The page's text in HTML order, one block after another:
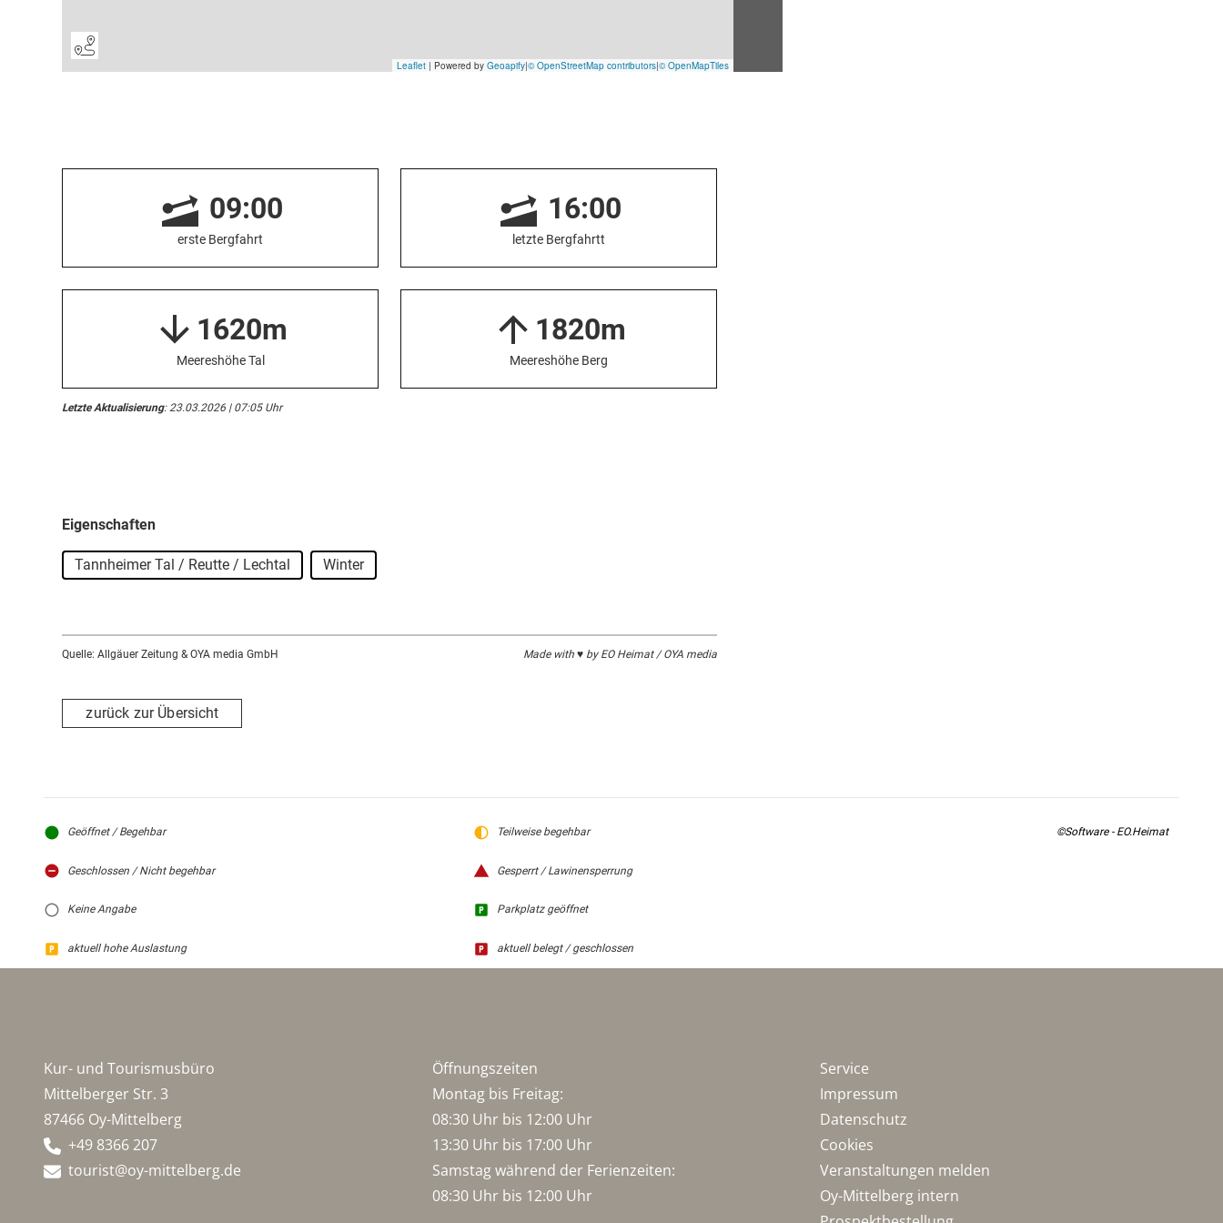
09:00
erste Bergfahrt
16:00
letzte Bergfahrtt
1620m
Meereshöhe Tal
1820m
Meereshöhe Berg
Letzte Aktualisierung: 23.03.2026 | 07:05 Uhr
Eigenschaften
Tannheimer Tal / Reutte / Lechtal Winter
Quelle: Allgäuer Zeitung & OYA media GmbH Made with ♥ by EO Heimat / OYA media
zurück zur Übersicht
Geöffnet / Begehbar Teilweise begehbar
Geschlossen / Nicht begehbar Gesperrt / Lawinensperrung
Keine Angabe Parkplatz geöffnet
aktuell hohe Auslastung aktuell belegt / geschlossen
©Software - EO.Heimat
Kur- und Tourismusbüro
Mittelberger Str. 3
87466 Oy-Mittelberg
+49 8366 207
tourist@oy-mittelberg.de
Öffnungszeiten
Montag bis Freitag:
08:30 Uhr bis 12:00 Uhr
13:30 Uhr bis 17:00 Uhr
Samstag während der Ferienzeiten:
08:30 Uhr bis 12:00 Uhr
Service
Impressum
Datenschutz
Cookies
Veranstaltungen melden
Oy-Mittelberg intern